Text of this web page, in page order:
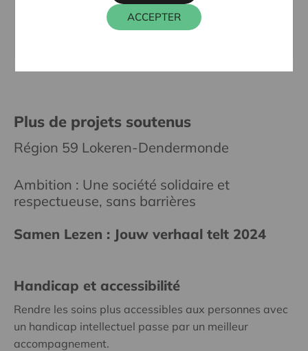
ALAIN BAECK
016 27 96 03
Plus de projets soutenus
Région 59 Lokeren-Dendermonde
Ambition : Une société solidaire et
respectueuse, sans barrières
Samen Lezen : Jouw verhaal telt 2024
Handicap et accessibilité
Rendre les soins plus accessibles aux personnes avec
un handicap intellectuel passe par un meilleur
accompagnement.
ACCEPTER